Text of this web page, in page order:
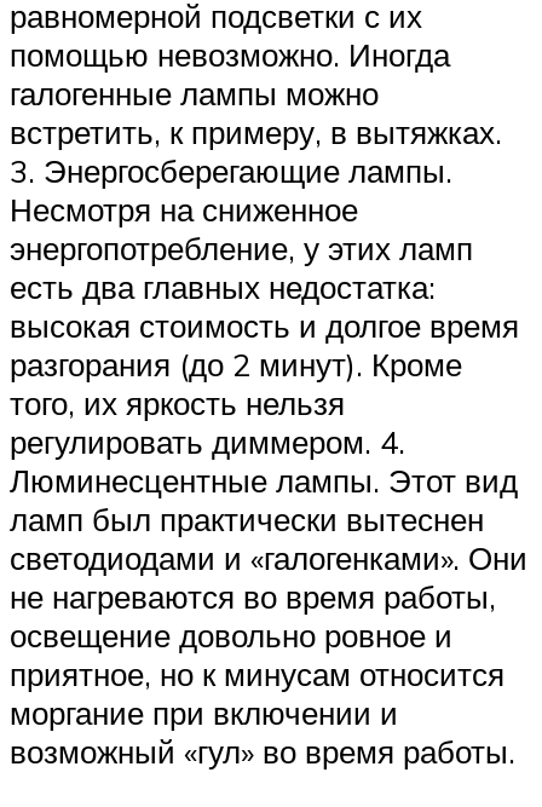
равномерной подсветки с их
помощью невозможно. Иногда
галогенные лампы можно
встретить, к примеру, в вытяжках.
3. Энергосберегающие лампы.
Несмотря на сниженное
энергопотребление, у этих ламп
есть два главных недостатка:
высокая стоимость и долгое время
разгорания (до 2 минут). Кроме
того, их яркость нельзя
регулировать диммером. 4.
Люминесцентные лампы. Этот вид
ламп был практически вытеснен
светодиодами и «галогенками». Они
не нагреваются во время работы,
освещение довольно ровное и
приятное, но к минусам относится
моргание при включении и
возможный «гул» во время работы.